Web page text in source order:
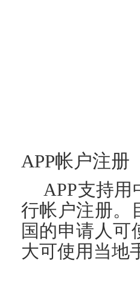
APP帐户注册
APP支持
行帐户注册。
国的申请人可
大可使用当地